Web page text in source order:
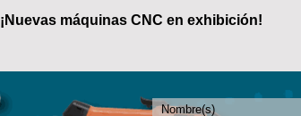
¡Nuevas máquinas CNC en exhibición!